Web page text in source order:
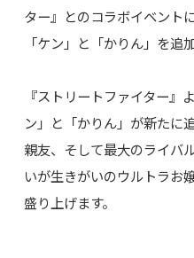
ター』とのコラボイベント
「ケン」と「かりん」を追
『ストリートファイター』
ン」と「かりん」が新たに
親友、そして最大のライバ
いが生きがいのウルトラお
盛り上げます。